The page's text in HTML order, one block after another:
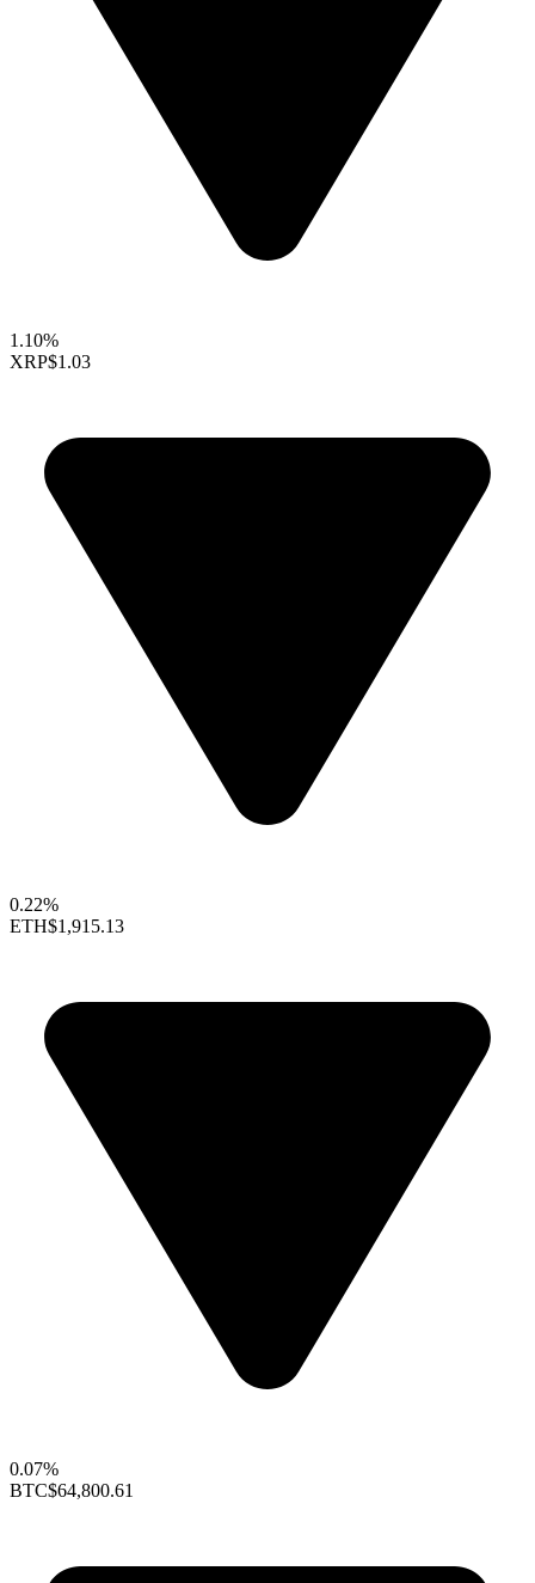
1.10%
XRP$1.03
0.22%
ETH$1,915.13
0.07%
BTC$64,800.61